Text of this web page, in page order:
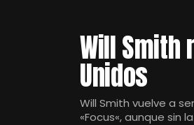
Will Smith
Unidos
Will Smith vuelve a
«Focus«, aunque sin la